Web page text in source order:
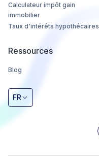
Calculateur impôt gain
immobilier
Taux d'intérêts hypothécaires
Ressources
Blog
FR